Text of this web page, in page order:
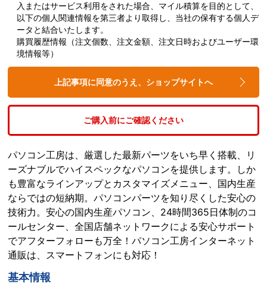
入またはサービス利用をされた場合、マイル積算を目的として、
以下の個人関連情報を第三者より取得し、当社の保有する個人デ
ータと結合いたします。
購買履歴情報（注文個数、注文金額、注文日時およびユーザー環
境情報等）
上記事項に同意のうえ、ショップサイトへ
ご購入前にご確認ください
パソコン工房は、厳選した最新パーツをいち早く搭載、リ
ーズナブルでハイスペックなパソコンを提供します。しか
も豊富なラインアップとカスタマイズメニュー、国内生産
ならではの短納期。パソコンパーツを知り尽くした安心の
技術力。安心の国内生産パソコン、24時間365日体制のコ
ールセンター、全国店舗ネットワークによる安心サポート
でアフターフォローも万全！パソコン工房インターネット
通販は、スマートフォンにも対応！
基本情報